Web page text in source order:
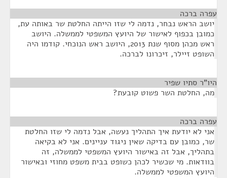
עפרה ברכה
יושב הראש נבחר, נדמה לי שזו הייתה החלטת שר באותה עת,
כמובן בכפוף לאישור של היועץ המשפטי לממשלה. היושב
ראש מכהן מסוף שנת 2013, היושב ראש הנוכחי. קודמו היה
השופט זיילר, זיכרונו לברכה.
היו"ר סתיו שפיר
מה, החלטת השר פשוט קובעת?
עפרה ברכה
אני לא יודעת איך התהליך נעשה, אבל נדמה לי שזו החלטת
שר, כמובן עם בדיקה שאין ניגוד עניינים. אני לא בקיאה
בתהליך, אבל זה באישור היועץ המשפטי לממשלה, זה
בוודאות. מי שכשיר לכהן כשופט בבית משפט מחוזי ובאישור
היועץ המשפטי לממשלה.